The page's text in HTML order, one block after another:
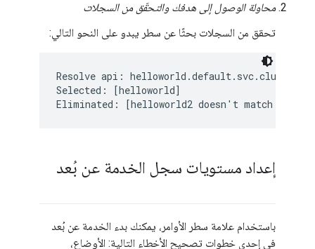
محاولة الوصول إلى هدفك والتحقّق من السجلات
تحقق من السجلات بحثًا عن سطر يبدو على النحو التالي:
Resolve api:
Selected: [helloworld]
إعداد مستويات سجل الخدمة عن بُعد
باستخدام علامة سطر الأوامر، يمكنك بدء الخدمة عن بُعد
في إحدى خطوات تصحيح الأخطاء التالية: الأوضاع،